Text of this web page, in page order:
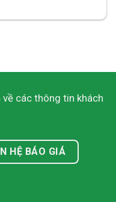
các thông tin khách
HỆ BÁO GIÁ